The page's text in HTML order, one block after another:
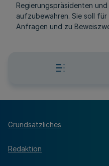
Regierungspräsidenten
aufzubewahren. Sie soll
Anfragen und zu
Grundsätzliches
Redaktion